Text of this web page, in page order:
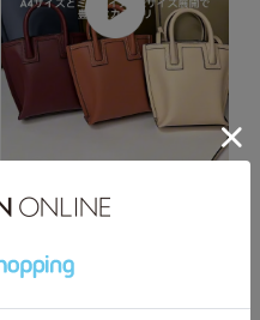
利用したサステナブルで数量限定
のRee（リー）BAGをご紹介しま